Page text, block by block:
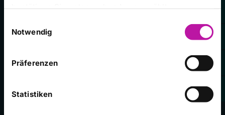
bestätigen Sie entsprechend ausgewählte
erlauben Sie alle eingesetzten Cookies. Sie können
Ihre
Einstellungen anpassen. Weitere Informationen
finden Sie auch in unserer
Datenschutzerklärung
Notwendig
Präferenzen
Statistiken
Klinikum Frankfurt (Oder)
Zentralklinik Bad Berka